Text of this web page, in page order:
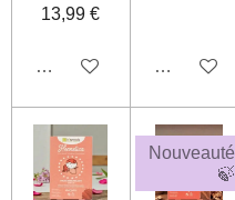
13,99 €
Désactivé Désactivé
Nouveauté
🍃